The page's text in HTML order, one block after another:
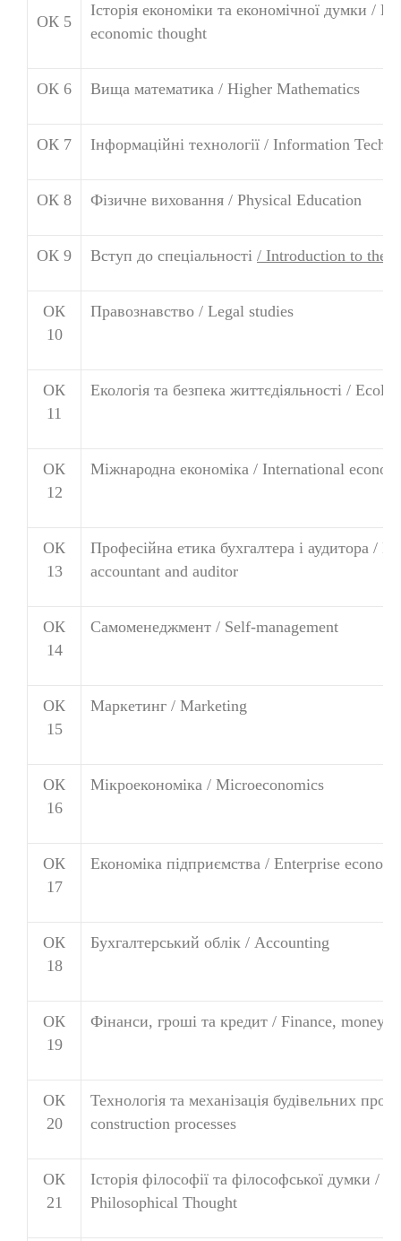
ОК 5
Історія економіки та економічної думки /
economic thought
ОК 6 Вища математика / Higher Mathematics
ОК 7 Інформаційні технології / Information
ОК 8 Фізичне виховання / Physical Education
ОК 9 Вступ до спеціальності / Introduction to the
ОК
10
Правознавство / Legal studies
ОК
11
Екологія та безпека життєдіяльності /
ОК
12
Міжнародна економіка / International
ОК
13
Професійна етика бухгалтера і аудитора /
accountant and auditor
ОК
14
Самоменеджмент / Self-management
ОК
15
Маркетинг / Marketing
ОК
16
Мікроекономіка / Microeconomics
ОК
17
Економіка підприємства / Enterprise
ОК
18
Бухгалтерський облік / Accounting
ОК
19
Фінанси, гроші та кредит / Finance, money
ОК
20
Технологія та механізація будівельних
construction processes
ОК
21
Історія філософії та філософської думки /
Philosophical Thought